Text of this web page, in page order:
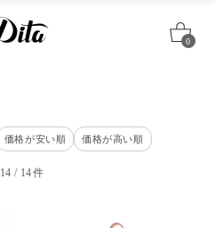
0
価格が安い順 価格が高い順
14
14